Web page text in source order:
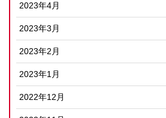
2023年4月
2023年3月
2023年2月
2023年1月
2022年12月